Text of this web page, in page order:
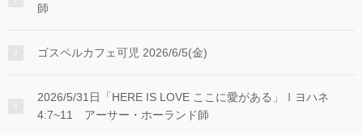
師
ゴスペルカフェ可児 2026/6/5(金)
2026/5/31日「HERE IS LOVE ここに愛がある」Ⅰヨハネ
4:7~11 アーサー・ホーランド師